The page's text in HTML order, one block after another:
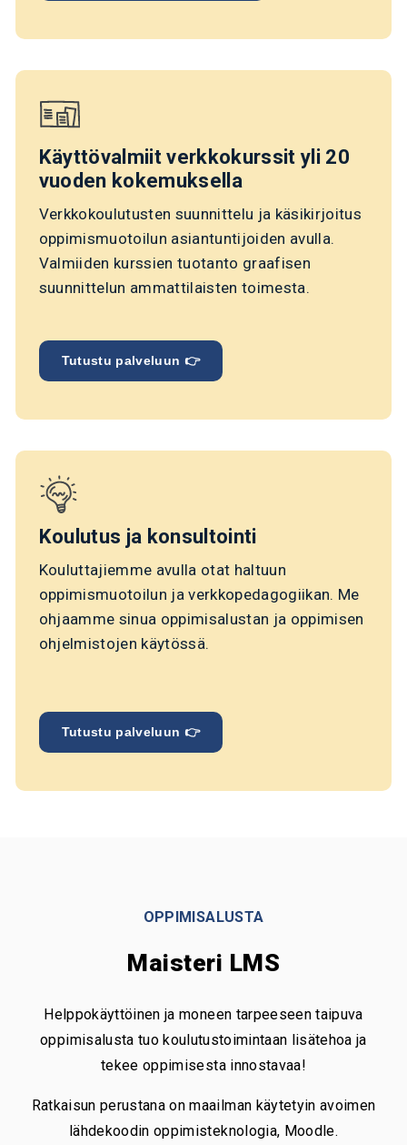
Käyttövalmiit verkkokurssit yli 20
vuoden kokemuksella
Verkkokoulutusten suunnittelu ja käsikirjoitus
oppimismuotoilun asiantuntijoiden avulla.
Valmiiden kurssien tuotanto graafisen
suunnittelun ammattilaisten toimesta.
Tutustu palveluun 👉
Koulutus ja konsultointi
Kouluttajiemme avulla otat haltuun
oppimismuotoilun ja verkkopedagogiikan. Me
ohjaamme sinua oppimisalustan ja oppimisen
ohjelmistojen käytössä.
Tutustu palveluun 👉
OPPIMISALUSTA
Maisteri LMS
Helppokäyttöinen ja moneen tarpeeseen taipuva
oppimisalusta tuo koulutustoimintaan lisätehoa ja
tekee oppimisesta innostavaa!
Ratkaisun perustana on maailman käytetyin avoimen
lähdekoodin oppimisteknologia, Moodle.